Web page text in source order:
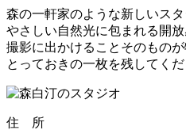
森の一軒家のような新しいスタ
やさしい自然光に包まれる開放
撮影に出かけることそのもの
とっておきの一枚を残してくだ
住 所